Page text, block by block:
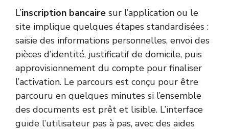
L’inscription bancaire sur l’application ou le
site implique quelques étapes standardisées :
saisie des informations personnelles, envoi des
pièces d’identité, justificatif de domicile, puis
approvisionnement du compte pour finaliser
l’activation. Le parcours est conçu pour être
parcouru en quelques minutes si l’ensemble
des documents est prêt et lisible. L’interface
guide l’utilisateur pas à pas, avec des aides